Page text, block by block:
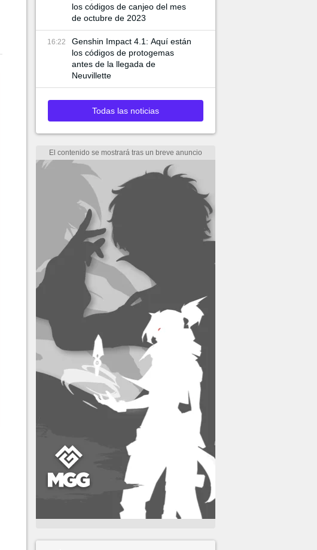
los códigos de canjeo del mes
de octubre de 2023
16:22
Genshin Impact 4.1: Aquí están
los códigos de protogemas
antes de la llegada de
Neuvillette
Todas las noticias